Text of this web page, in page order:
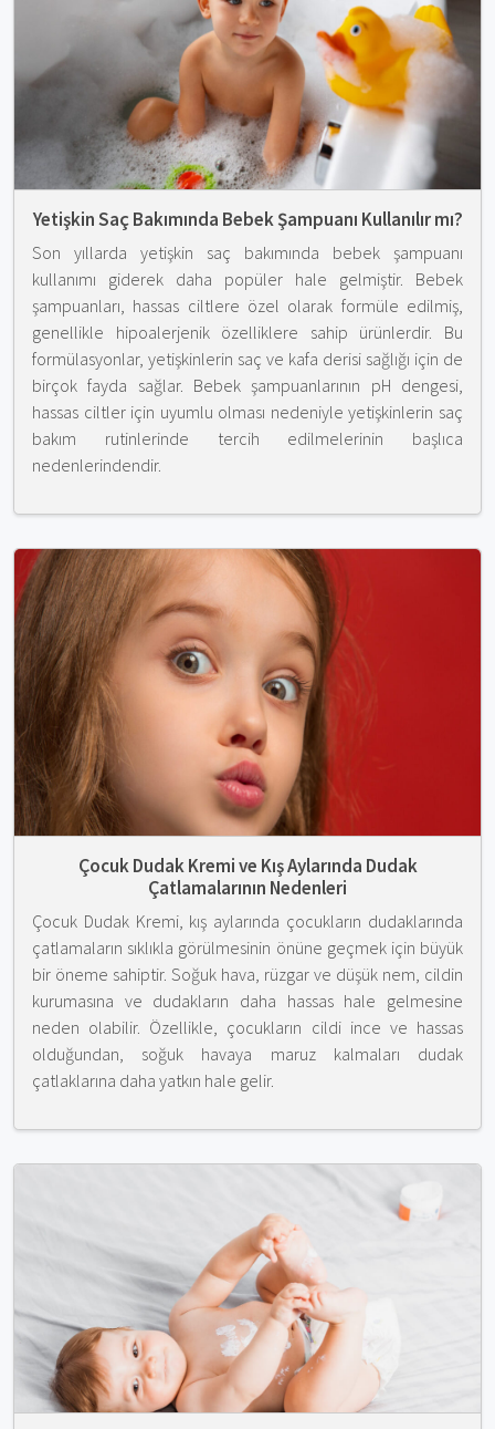
Yetişkin Saç Bakımında Bebek Şampuanı Kullanılır mı?
Son yıllarda yetişkin saç bakımında bebek şampuanı
kullanımı giderek daha popüler hale gelmiştir. Bebek
şampuanları, hassas ciltlere özel olarak formüle edilmiş,
genellikle hipoalerjenik özelliklere sahip ürünlerdir. Bu
formülasyonlar, yetişkinlerin saç ve kafa derisi sağlığı için de
birçok fayda sağlar. Bebek şampuanlarının pH dengesi,
hassas ciltler için uyumlu olması nedeniyle yetişkinlerin saç
bakım rutinlerinde tercih edilmelerinin başlıca
nedenlerindendir.
Çocuk Dudak Kremi ve Kış Aylarında Dudak
Çatlamalarının Nedenleri
Çocuk Dudak Kremi, kış aylarında çocukların dudaklarında
çatlamaların sıklıkla görülmesinin önüne geçmek için büyük
bir öneme sahiptir. Soğuk hava, rüzgar ve düşük nem, cildin
kurumasına ve dudakların daha hassas hale gelmesine
neden olabilir. Özellikle, çocukların cildi ince ve hassas
olduğundan, soğuk havaya maruz kalmaları dudak
çatlaklarına daha yatkın hale gelir.